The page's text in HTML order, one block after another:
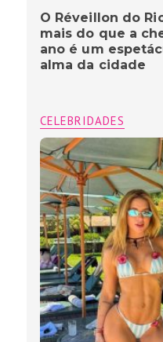
O Réveillon do
mais do que a
ano é um
alma da cidade
CELEBRIDADES